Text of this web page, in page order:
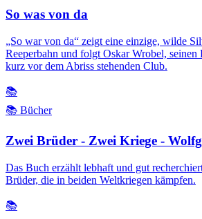
So was von da
„So war von da“ zeigt eine einzige, wilde
Reeperbahn und folgt Oskar Wrobel, seinen
kurz vor dem Abriss stehenden Club.
📚
📚 Bücher
Zwei Brüder - Zwei Kriege -
Das Buch erzählt lebhaft und gut
Brüder, die in beiden Weltkriegen kämpfen.
📚